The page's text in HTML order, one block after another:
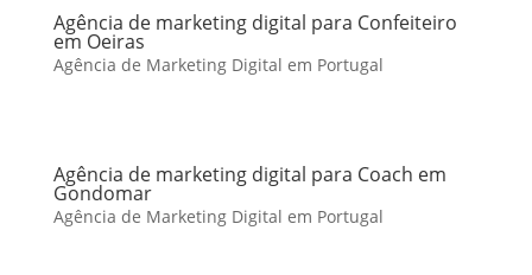
Agência de marketing digital para Confeiteiro
em Oeiras
Agência de Marketing Digital em Portugal
Agência de marketing digital para Coach em
Gondomar
Agência de Marketing Digital em Portugal